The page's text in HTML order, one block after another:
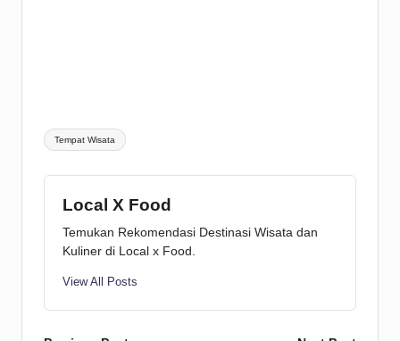
Tags:
Tempat Wisata
Local X Food
Temukan Rekomendasi Destinasi Wisata dan
Kuliner di Local x Food.
View All Posts